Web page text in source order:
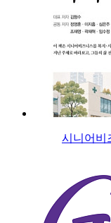
시니어비